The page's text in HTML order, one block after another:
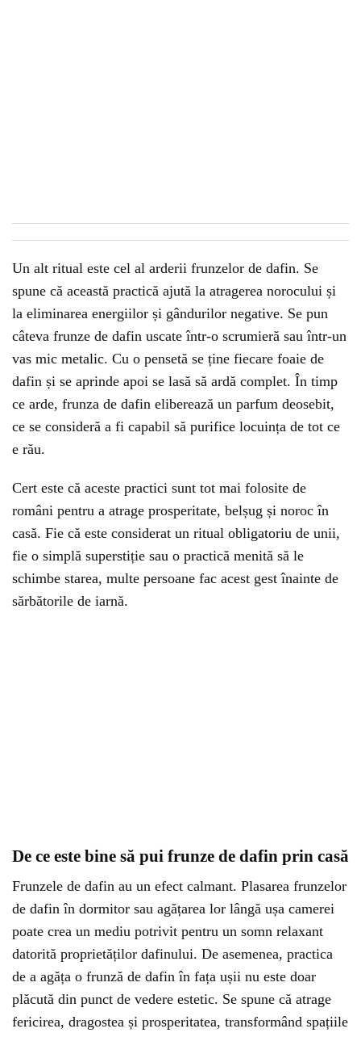
Un alt ritual este cel al arderii frunzelor de dafin. Se
spune că această practică ajută la atragerea norocului și
la eliminarea energiilor și gândurilor negative. Se pun
câteva frunze de dafin uscate într-o scrumieră sau într-un
vas mic metalic. Cu o pensetă se ține fiecare foaie de
dafin și se aprinde apoi se lasă să ardă complet. În timp
ce arde, frunza de dafin eliberează un parfum deosebit,
ce se consideră a fi capabil să purifice locuința de tot ce
e rău.
Cert este că aceste practici sunt tot mai folosite de
români pentru a atrage prosperitate, belșug și noroc în
casă. Fie că este considerat un ritual obligatoriu de unii,
fie o simplă superstiție sau o practică menită să le
schimbe starea, multe persoane fac acest gest înainte de
sărbătorile de iarnă.
De ce este bine să pui frunze de dafin prin casă
Frunzele de dafin au un efect calmant. Plasarea frunzelor
de dafin în dormitor sau agățarea lor lângă ușa camerei
poate crea un mediu potrivit pentru un somn relaxant
datorită proprietăților dafinului. De asemenea, practica
de a agăța o frunză de dafin în fața ușii nu este doar
plăcută din punct de vedere estetic. Se spune că atrage
fericirea, dragostea și prosperitatea, transformând spațiile